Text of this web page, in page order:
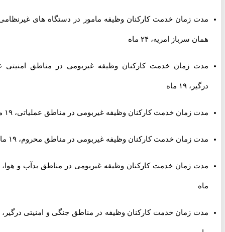
مدت زمان خدمت کارکنان وظیفه مامور در دستگاه های غیرنظامی یا
همان سرباز امریه، ۲۴ ماه
مدت زمان خدمت کارکنان وظیفه غیربومی در مناطق امنیتی غیر
درگیر، ۱۹ ماه
مدت زمان خدمت کارکنان وظیفه غیربومی در مناطق عملیاتی، ۱۹ ماه
مدت زمان خدمت کارکنان وظیفه غیربومی در مناطق محروم، ۱۹ ماه
مدت زمان خدمت کارکنان وظیفه غیربومی در مناطق بدآب و هوا، ۱۹
مدت زمان خدمت کارکنان وظیفه در مناطق جنگی و امنیتی درگیر، ۱۸